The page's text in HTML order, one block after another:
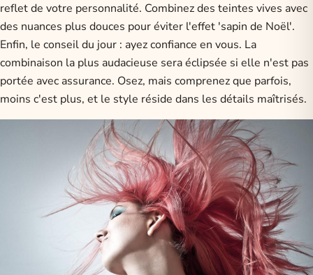
reflet de votre personnalité. Combinez des teintes vives avec
des nuances plus douces pour éviter l'effet 'sapin de Noël'.
Enfin, le conseil du jour : ayez confiance en vous. La
combinaison la plus audacieuse sera éclipsée si elle n'est pas
portée avec assurance. Osez, mais comprenez que parfois,
moins c'est plus, et le style réside dans les détails maîtrisés.